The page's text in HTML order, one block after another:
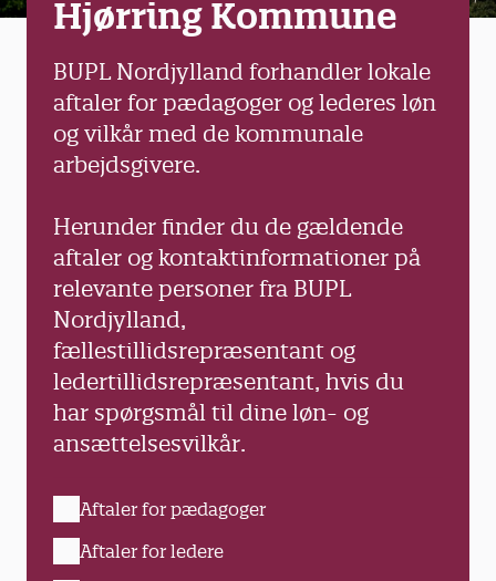
Hjørring Kommune
BUPL Nordjylland forhandler lokale
aftaler for pædagoger og lederes løn
og vilkår med de kommunale
arbejdsgivere.
Herunder finder du de gældende
aftaler og kontaktinformationer på
relevante personer fra BUPL
Nordjylland,
fællestillidsrepræsentant og
ledertillidsrepræsentant, hvis du
har spørgsmål til dine løn- og
ansættelsesvilkår.
Aftaler for pædagoger
Aftaler for ledere